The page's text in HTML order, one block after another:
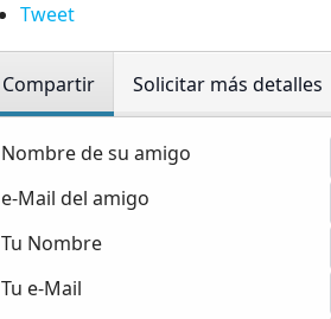
Tweet
Compartir Solicitar más detalles
Nombre de su amigo
e-Mail del amigo
Tu Nombre
Tu e-Mail